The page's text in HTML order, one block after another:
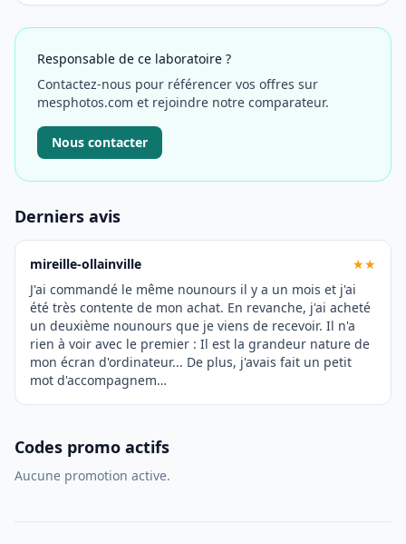
Responsable de ce laboratoire ?
Contactez-nous pour référencer vos offres sur
mesphotos.com et rejoindre notre comparateur.
Nous contacter
Derniers avis
mireille-ollainville
★★
J'ai commandé le même nounours il y a un mois et j'ai
été très contente de mon achat. En revanche, j'ai acheté
un deuxième nounours que je viens de recevoir. Il n'a
rien à voir avec le premier : Il est la grandeur nature de
mon écran d'ordinateur... De plus, j'avais fait un petit
mot d'accompagnem…
Codes promo actifs
Aucune promotion active.